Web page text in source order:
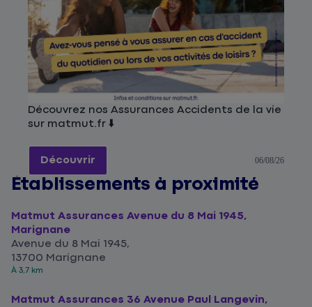
Découvrez nos Assurances Accidents de la vie
sur matmut.fr ⬇️
Découvrir 06/08/26
Établissements à proximité
Matmut Assurances Avenue du 8 Mai 1945,
Marignane
Avenue du 8 Mai 1945,
13700 Marignane
À 3,7 km
Matmut Assurances 36 Avenue Paul Langevin,